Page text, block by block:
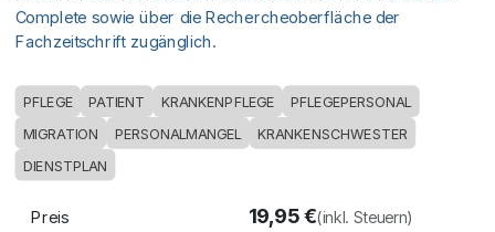
Complete sowie über die Rechercheoberfläche der
Fachzeitschrift zugänglich.
PFLEGE PATIENT KRANKENPFLEGE
PFLEGEPERSONAL
MIGRATION
PERSONALMANGEL
KRANKENSCHWESTER
DIENSTPLAN
Preis 19,95€(inkl. Steuern)